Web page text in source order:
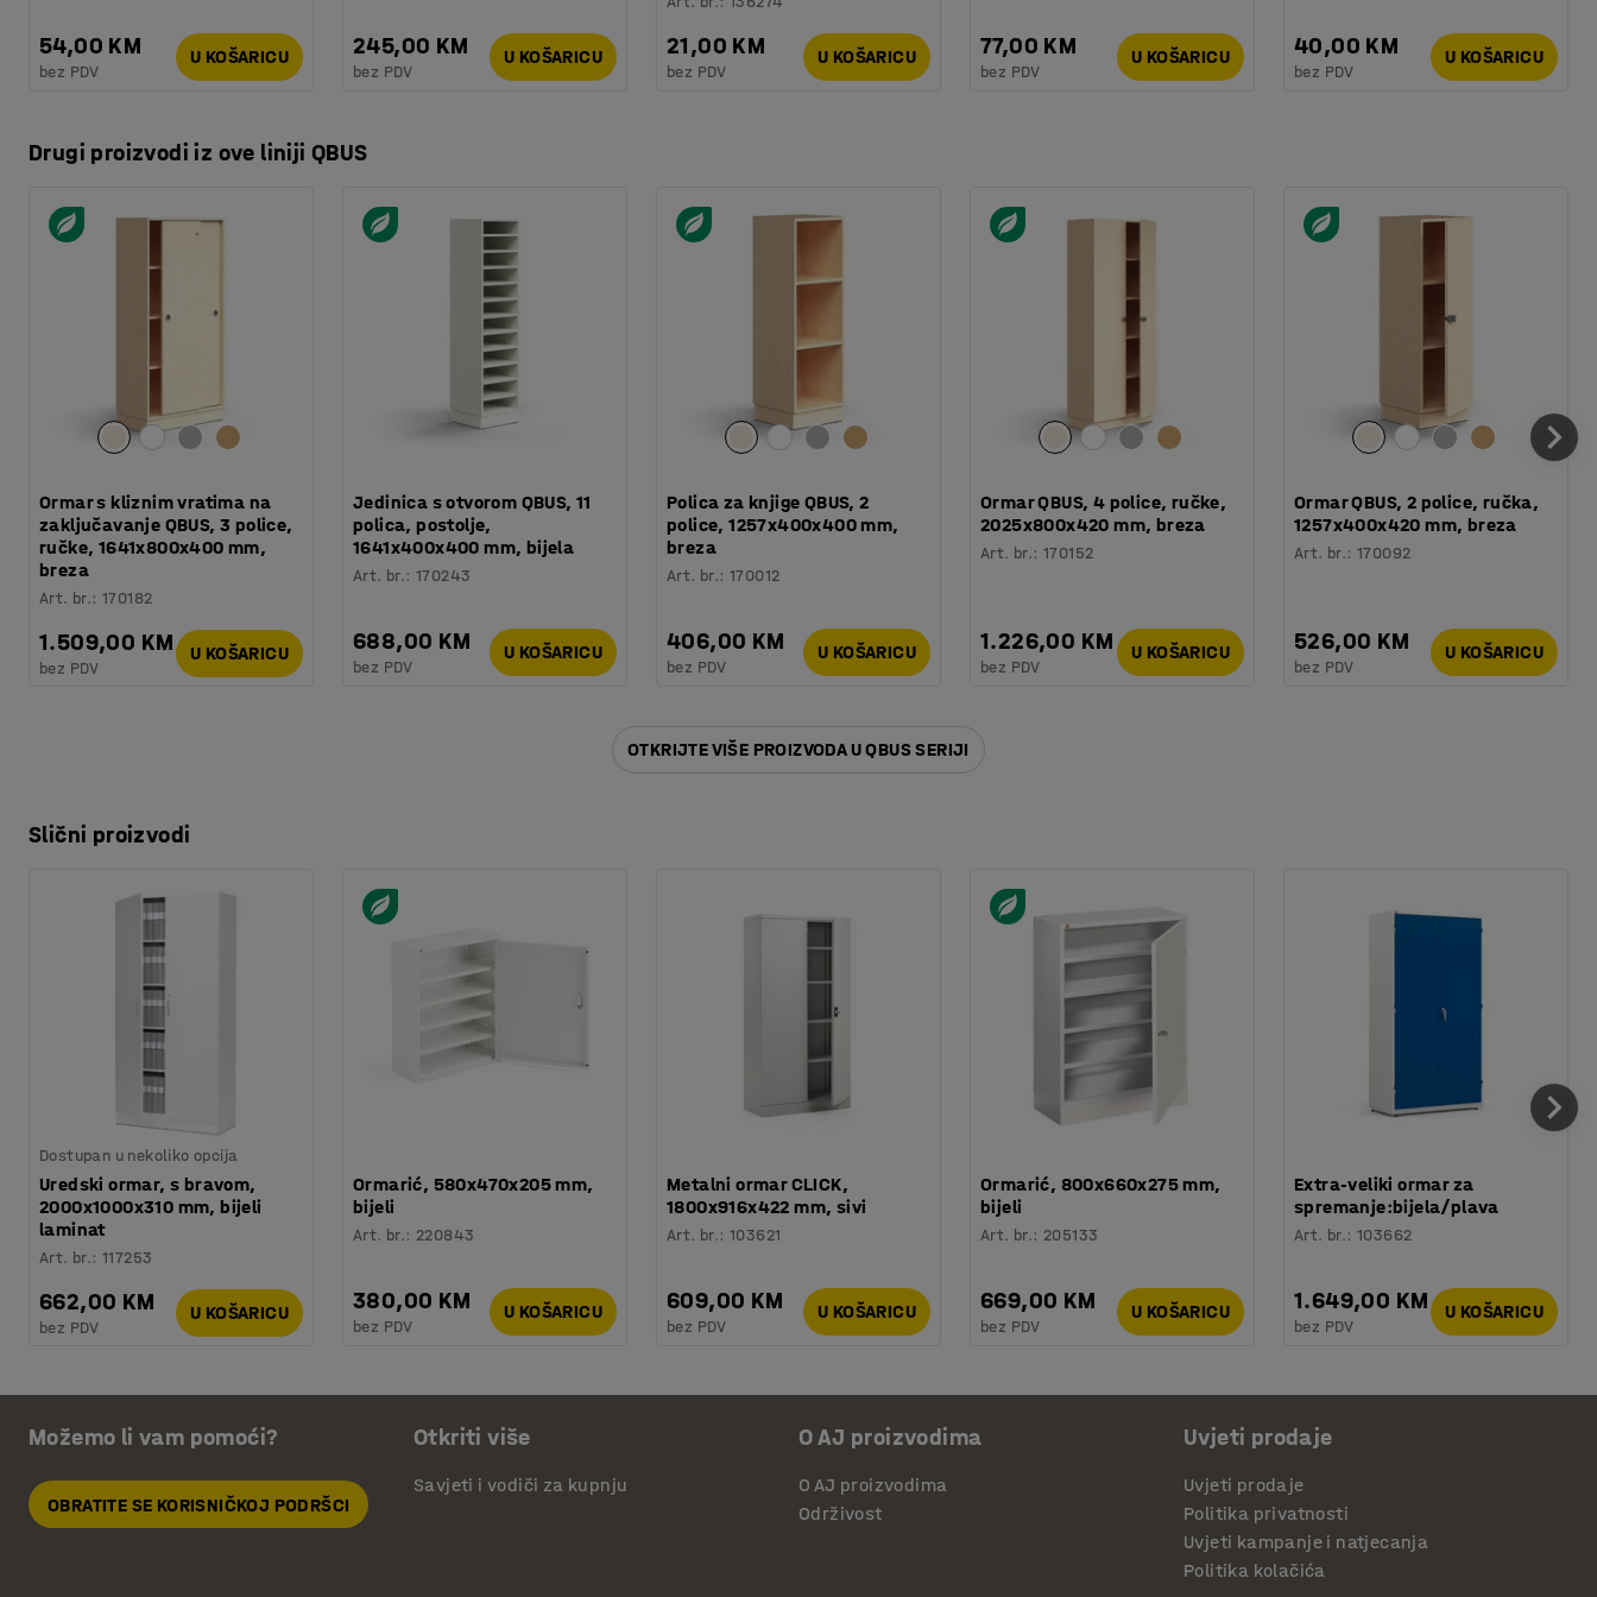
54,00 KM
bez PDV
U KOŠARICU 245,00 KM
bez PDV
U KOŠARICU 21,00 KM
bez PDV
U KOŠARICU 77,00 KM
bez PDV
U KOŠARICU 40,00 KM
bez PDV
U KOŠARICU
Drugi proizvodi iz ove liniji QBUS
Ormar s kliznim vratima na
zaključavanje QBUS, 3 police,
ručke, 1641x800x400 mm,
breza
Art. br.:170182
1.509,00 KM
bez PDV
U KOŠARICU
Jedinica s otvorom QBUS, 11
polica, postolje,
1641x400x400 mm, bijela
Art. br.:170243
688,00 KM
bez PDV
U KOŠARICU
Polica za knjige QBUS, 2
police, 1257x400x400 mm,
breza
Art. br.:170012
406,00 KM
bez PDV
U KOŠARICU
Ormar QBUS, 4 police, ručke,
2025x800x420 mm, breza
Art. br.:170152
1.226,00 KM
bez PDV
U KOŠARICU
Ormar QBUS, 2 police, ručka,
1257x400x420 mm, breza
Art. br.:170092
526,00 KM
bez PDV
U KOŠARICU
OTKRIJTE VIŠE PROIZVODA U QBUS SERIJI
Slični proizvodi
Dostupan u nekoliko opcija
Uredski ormar, s bravom,
2000x1000x310 mm, bijeli
laminat
Art. br.:117253
662,00 KM
bez PDV
U KOŠARICU
Ormarić, 580x470x205 mm,
bijeli
Art. br.: 220843
380,00 KM
bez PDV
U KOŠARICU
Metalni ormar CLICK,
1800x916x422 mm, sivi
Art. br.:103621
609,00 KM
bez PDV
U KOŠARICU
Ormarić, 800x660x275 mm,
bijeli
Art. br.: 205133
669,00 KM
bez PDV
U KOŠARICU
Extra-veliki ormar za
spremanje:bijela/plava
Art. br.:103662
1.649,00 KM
bez PDV
U KOŠARICU
Možemo li vam pomoći?
OBRATITE SE KORISNIČKOJ PODRŠCI
Otkriti više
Savjeti i vodiči za kupnju
O AJ proizvodima
O AJ proizvodima
Održivost
Uvjeti prodaje
Uvjeti prodaje
Politika privatnosti
Uvjeti kampanje i natjecanja
Politika kolačića